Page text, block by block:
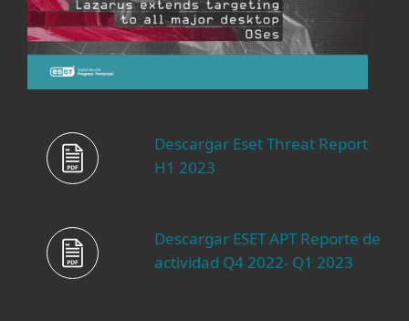
Descargar Eset Threat Report
H1 2023
Descargar ESET APT Reporte de
actividad Q4 2022- Q1 2023